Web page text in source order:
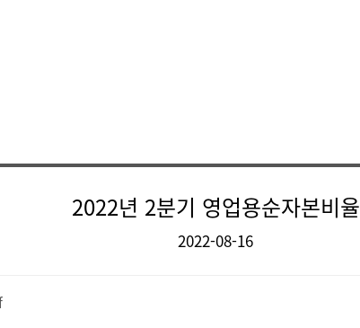
2022년 2분기 영업용순자본비율
2022-08-16